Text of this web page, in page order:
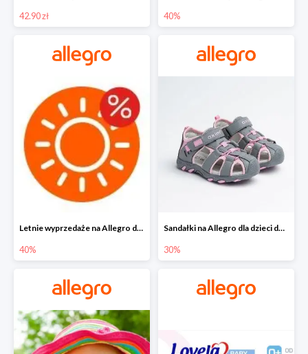
42.90 zł 40%
Letnie wyprzedaże na Allegro do -40%
40%
Sandałki na Allegro dla dzieci do -30%
30%